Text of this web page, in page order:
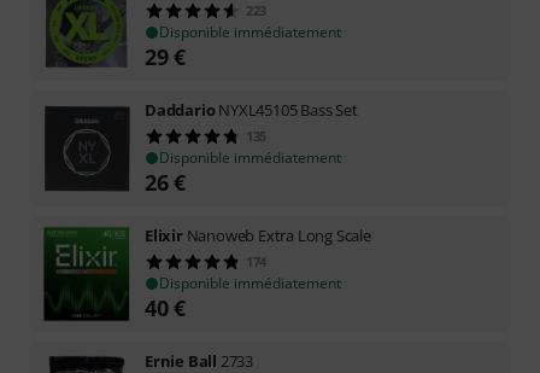
223
Disponible immédiatement
29€
DaddarioNYXL45105 Bass Set
135
Disponible immédiatement
26€
Elixir Nanoweb Extra Long Scale
174
Disponible immédiatement
40€
Ernie Ball 2733